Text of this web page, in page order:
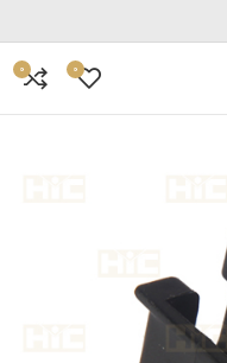
0
0